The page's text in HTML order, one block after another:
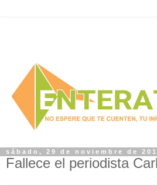
sábado, 29 de noviembre de
Fallece el periodista